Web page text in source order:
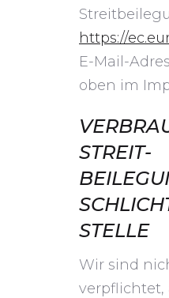
https://
E-Mail-
oben im
STREIT­
STELLE
Wir sind
verpflichtet,